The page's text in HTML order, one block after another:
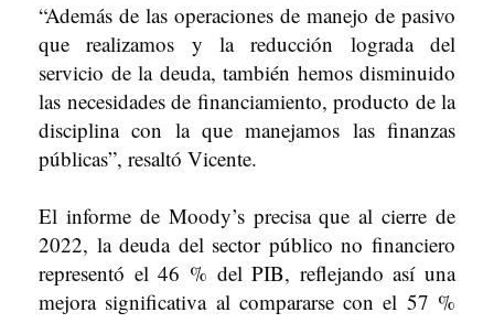
“Además de las operaciones de manejo de pasivo
que realizamos y la reducción lograda del
servicio de la deuda, también hemos disminuido
las necesidades de financiamiento, producto de la
disciplina con la que manejamos las finanzas
públicas”, resaltó Vicente.
El informe de Moody’s precisa que al cierre de
2022, la deuda del sector público no financiero
representó el 46 % del PIB, reflejando así una
mejora significativa al compararse con el 57 %